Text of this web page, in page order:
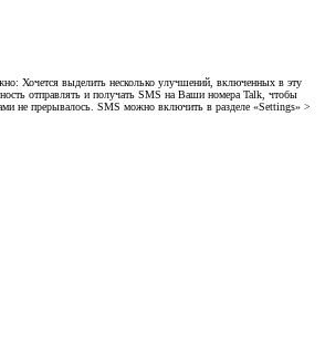
Хочется выделить несколько улучшений, включенных в эту
отправлять и получать SMS на Ваши номера Talk, чтобы
не прерывалось. SMS можно включить в разделе «Settings» >